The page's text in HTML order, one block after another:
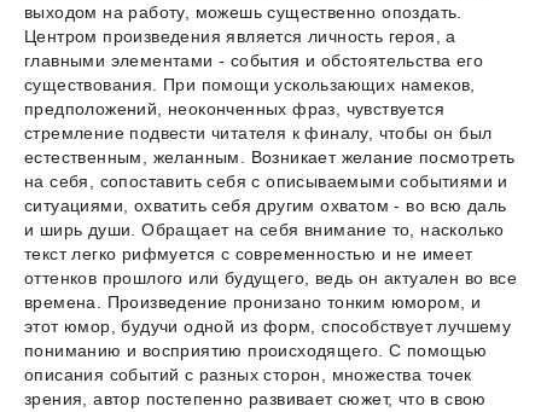
выходом на работу, можешь существенно опоздать.
Центром произведения является личность героя, а
главными элементами - события и обстоятельства его
существования. При помощи ускользающих намеков,
предположений, неоконченных фраз, чувствуется
стремление подвести читателя к финалу, чтобы он был
естественным, желанным. Возникает желание посмотреть
на себя, сопоставить себя с описываемыми событиями и
ситуациями, охватить себя другим охватом - во всю даль
и ширь души. Обращает на себя внимание то, насколько
текст легко рифмуется с современностью и не имеет
оттенков прошлого или будущего, ведь он актуален во все
времена. Произведение пронизано тонким юмором, и
этот юмор, будучи одной из форм, способствует лучшему
пониманию и восприятию происходящего. С помощью
описания событий с разных сторон, множества точек
зрения, автор постепенно развивает сюжет, что в свою